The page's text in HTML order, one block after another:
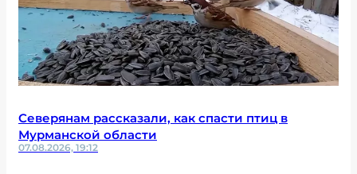
Северянам рассказали, как спасти птиц в
Мурманской области
07.08.2026, 19:12